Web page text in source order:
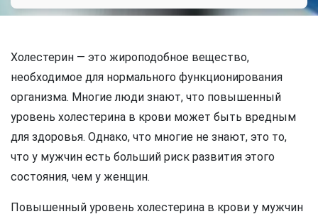
Холестерин — это жироподобное вещество,
необходимое для нормального функционирования
организма. Многие люди знают, что повышенный
уровень холестерина в крови может быть вредным
для здоровья. Однако, что многие не знают, это то,
что у мужчин есть больший риск развития этого
состояния, чем у женщин.
Повышенный уровень холестерина в крови у мужчин